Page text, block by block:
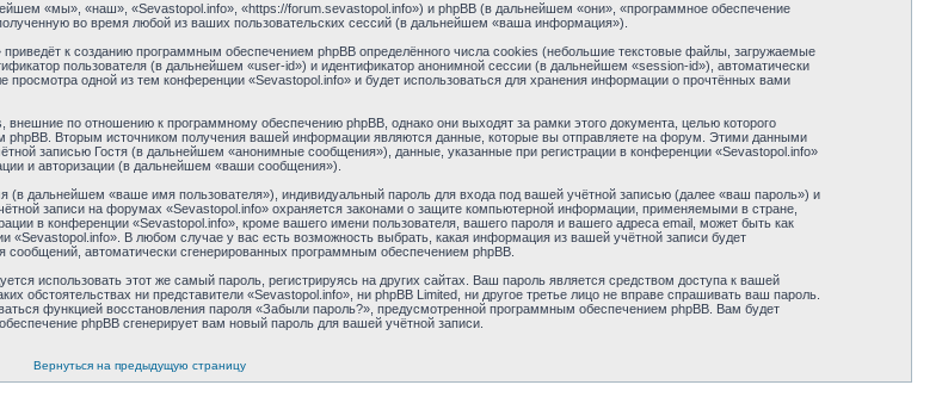
«мы», «наш», «Sevastopol.info», «https://forum.sevastopol.info») и phpBB (в дальнейшем «они», «программное обеспечение
во время любой из ваших пользовательских сессий (в дальнейшем «ваша информация»).
к созданию программным обеспечением phpBB определённого числа cookies (небольшие текстовые файлы, загружаемые
пользователя (в дальнейшем «user-id») и идентификатор анонимной сессии (в дальнейшем «session-id»), автоматически
одной из тем конференции «Sevastopol.info» и будет использоваться для хранения информации о прочтённых вами
по отношению к программному обеспечению phpBB, однако они выходят за рамки этого документа, целью которого
phpBB. Вторым источником получения вашей информации являются данные, которые вы отправляете на форум. Этими данными
записью Гостя (в дальнейшем «анонимные сообщения»), данные, указанные при регистрации в конференции «Sevastopol.info»
и авторизации (в дальнейшем «ваши сообщения»).
дальнейшем «ваше имя пользователя»), индивидуальный пароль для входа под вашей учётной записью (далее «ваш пароль») и
записи на форумах «Sevastopol.info» охраняется законами о защите компьютерной информации, применяемыми в стране,
в конференции «Sevastopol.info», кроме вашего имени пользователя, вашего пароля и вашего адреса email, может быть как
«Sevastopol.info». В любом случае у вас есть возможность выбрать, какая информация из вашей учётной записи будет
сообщений, автоматически сгенерированных программным обеспечением phpBB.
использовать этот же самый пароль, регистрируясь на других сайтах. Ваш пароль является средством доступа к вашей
обстоятельствах ни представители «Sevastopol.info», ни phpBB Limited, ни другое третье лицо не вправе спрашивать ваш пароль.
функцией восстановления пароля «Забыли пароль?», предусмотренной программным обеспечением phpBB. Вам будет
phpBB сгенерирует вам новый пароль для вашей учётной записи.
Вернуться на предыдущую страницу